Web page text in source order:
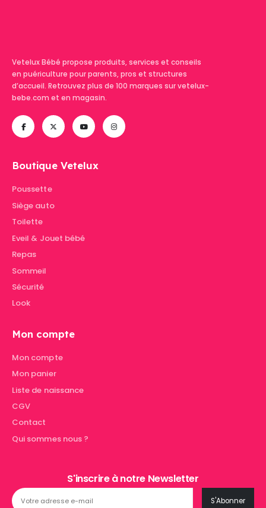
Vetelux Bébé propose produits, services et conseils
en puériculture pour parents, pros et structures
d’accueil. Retrouvez plus de 100 marques sur vetelux-
bebe.com et en magasin.
Boutique Vetelux
Poussette
Siège auto
Toilette
Eveil & Jouet bébé
Repas
Sommeil
Sécurité
Look
Mon compte
Mon compte
Mon panier
Liste de naissance
CGV
Contact
Qui sommes nous ?
S'inscrire à notre Newsletter